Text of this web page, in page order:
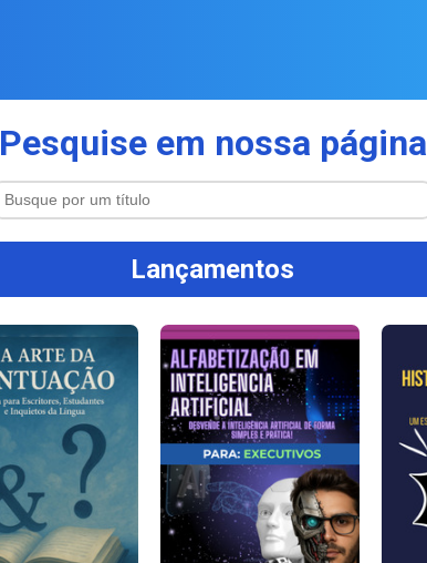
Pesquise em nossa página
Lançamentos